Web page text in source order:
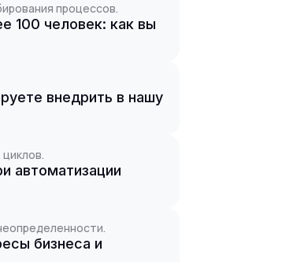
процессов.
100 человек: как вы
внедрить в нашу
автоматизации
бизнеса и